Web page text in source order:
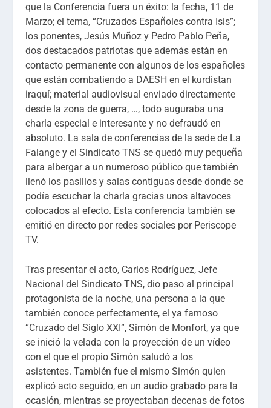
que la Conferencia fuera un éxito: la fecha, 11 de
Marzo; el tema, “Cruzados Españoles contra Isis”;
los ponentes, Jesús Muñoz y Pedro Pablo Peña,
dos destacados patriotas que además están en
contacto permanente con algunos de los españoles
que están combatiendo a DAESH en el kurdistan
iraquí; material audiovisual enviado directamente
desde la zona de guerra, …, todo auguraba una
charla especial e interesante y no defraudó en
absoluto. La sala de conferencias de la sede de La
Falange y el Sindicato TNS se quedó muy pequeña
para albergar a un numeroso público que también
llenó los pasillos y salas contiguas desde donde se
podía escuchar la charla gracias unos altavoces
colocados al efecto. Esta conferencia también se
emitió en directo por redes sociales por Periscope
TV.
Tras presentar el acto, Carlos Rodríguez, Jefe
Nacional del Sindicato TNS, dio paso al principal
protagonista de la noche, una persona a la que
también conoce perfectamente, el ya famoso
“Cruzado del Siglo XXI”, Simón de Monfort, ya que
se inició la velada con la proyección de un vídeo
con el que el propio Simón saludó a los
asistentes. También fue el mismo Simón quien
explicó acto seguido, en un audio grabado para la
ocasión, mientras se proyectaban decenas de fotos